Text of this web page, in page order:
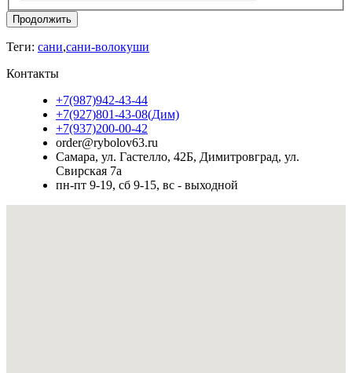
Продолжить
Теги: сани,сани-волокуши
Контакты
+7(987)942-43-44
+7(927)801-43-08(Дим)
+7(937)200-00-42
order@rybolov63.ru
Самара, ул. Гастелло, 42Б, Димитровград, ул.
Свирская 7а
пн-пт 9-19, сб 9-15, вс - выходной